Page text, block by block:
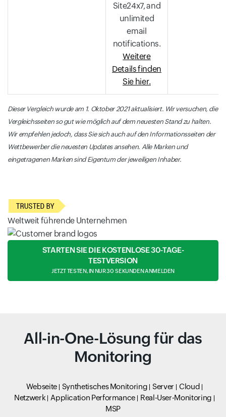
Site24x7, and
unlimited
email
notifications.
Weitere
Details finden
Sie hier.
Dieser Vergleich wurde am 1. Oktober 2021 aktualisiert. Wir versuchen, die
Vergleichsseiten so gut wie möglich auf dem neuesten Stand zu halten.
Wir empfehlen jedoch, dass Sie sich auch auf den Informationsseiten der
Wettbewerber die neuesten Updates ansehen. Alle Marken und
eingetragenen Marken sind Eigentum der jeweiligen Inhaber.
Weltweit führende Unternehmen
STARTEN SIE DIE KOSTENLOSE 30-TAGE-
TESTVERSION
JETZT TESTEN, IN NUR 30 SEKUNDEN ANMELDEN
All-in-One-Lösung für das
Monitoring
Webseite Synthetisches Monitoring Server
Cloud
Netzwerk
Application Performance
Real-User-Monitoring
MSP